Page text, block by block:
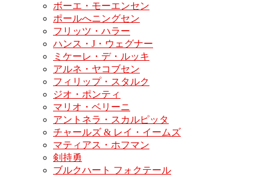
ボーエ・モーエンセン
ポールへニングセン
フリッツ・ハラー
ハンス・J・ウェグナー
ミケーレ・デ・ルッキ
アルネ・ヤコブセン
フィリップ・スタルク
ジオ・ポンティ
マリオ・ベリーニ
アントネラ・スカルピッタ
チャールズ & レイ・イームズ
マティアス・ホフマン
剣持勇
ブルクハート フォクテール